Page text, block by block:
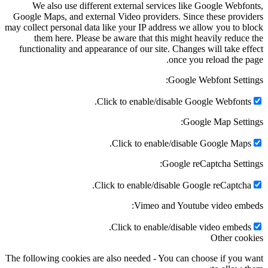
We also use different external services like Google Webfonts,
Google Maps, and external Video providers. Since these providers
may collect personal data like your IP address we allow you to block
them here. Please be aware that this might heavily reduce the
functionality and appearance of our site. Changes will take effect
once you reload the page.
Google Webfont Settings:
Click to enable/disable Google Webfonts.
Google Map Settings:
Click to enable/disable Google Maps.
Google reCaptcha Settings:
Click to enable/disable Google reCaptcha.
Vimeo and Youtube video embeds:
Click to enable/disable video embeds.
Other cookies
The following cookies are also needed - You can choose if you want